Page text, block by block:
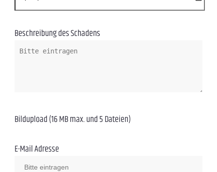
Beschreibung des Schadens
Bildupload (16 MB max. und 5 Dateien)
E-Mail Adresse